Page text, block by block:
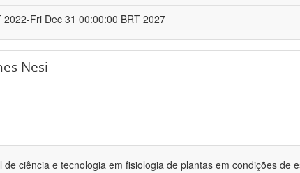
Fri Dec 31 00:00:00 BRT 2027
Nesi
de ciência e tecnologia em fisiologia de plantas em condições de